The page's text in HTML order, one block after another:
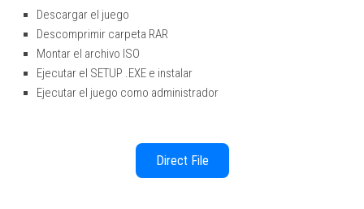
Descargar el juego
Descomprimir carpeta RAR
Montar el archivo ISO
Ejecutar el SETUP .EXE e instalar
Ejecutar el juego como administrador
Direct File